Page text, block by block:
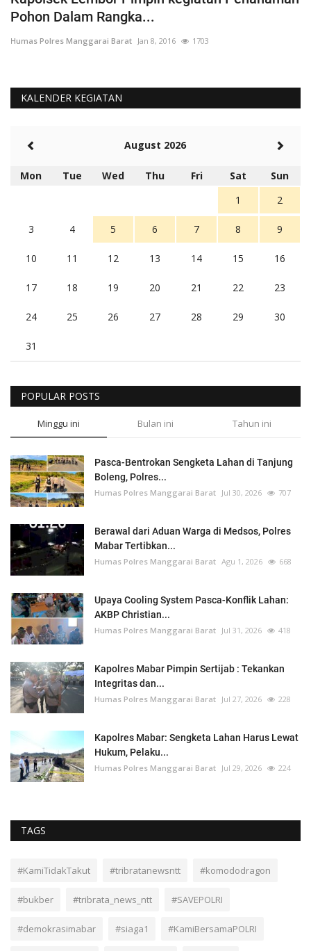
Pohon Dalam Rangka...
Humas Polres Manggarai Barat Jan 8, 2016 1703
KALENDER KEGIATAN
August 2026
Mon Tue Wed Thu Fri Sat
Sun
1
2
3 4 5 6 7 8 9
10 11 12 13 14 15 16
17 18 19 20 21 22 23
24 25 26 27 28 29 30
31
POPULAR POSTS
Minggu ini Bulan ini Tahun ini
Pasca-Bentrokan Sengketa Lahan di Tanjung
Boleng, Polres...
Humas Polres Manggarai Barat Jul 30, 2026 707
Berawal dari Aduan Warga di Medsos, Polres
Mabar Tertibkan...
Humas Polres Manggarai Barat Agu 1, 2026 668
Upaya Cooling System Pasca-Konflik Lahan:
AKBP Christian...
Humas Polres Manggarai Barat Jul 31, 2026 418
Kapolres Mabar Pimpin Sertijab : Tekankan
Integritas dan...
Humas Polres Manggarai Barat Jul 27, 2026 228
Kapolres Mabar: Sengketa Lahan Harus Lewat
Hukum, Pelaku...
Humas Polres Manggarai Barat Jul 29, 2026 224
TAGS
#KamiTidakTakut #tribratanewsntt #komododragon
#bukber #tribrata_news_ntt #SAVEPOLRI
#demokrasimabar #siaga1 #KamiBersamaPOLRI